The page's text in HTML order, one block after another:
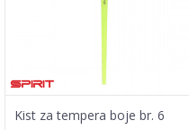
Kist za tempera boje br. 6